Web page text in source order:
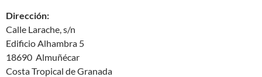
Dirección:
Calle Larache, s/n
Edificio Alhambra 5
18690 Almuñécar
Costa Tropical de Granada